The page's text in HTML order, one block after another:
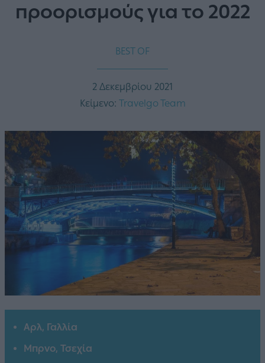
προορισμούς για το 2022
BEST OF
2 Δεκεμβρίου 2021
Κείμενο: Travelgo Team
Αρλ, Γαλλία
Μπρνο, Τσεχία